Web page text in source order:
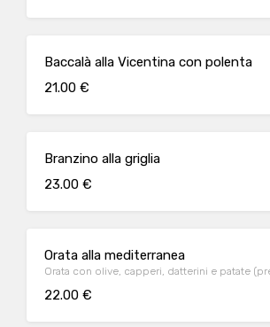
Baccalà alla Vicentina con polenta
21.00 €
Branzino alla griglia
23.00 €
Orata alla mediterranea
Orata con olive, capperi, datterini e patate
22.00 €